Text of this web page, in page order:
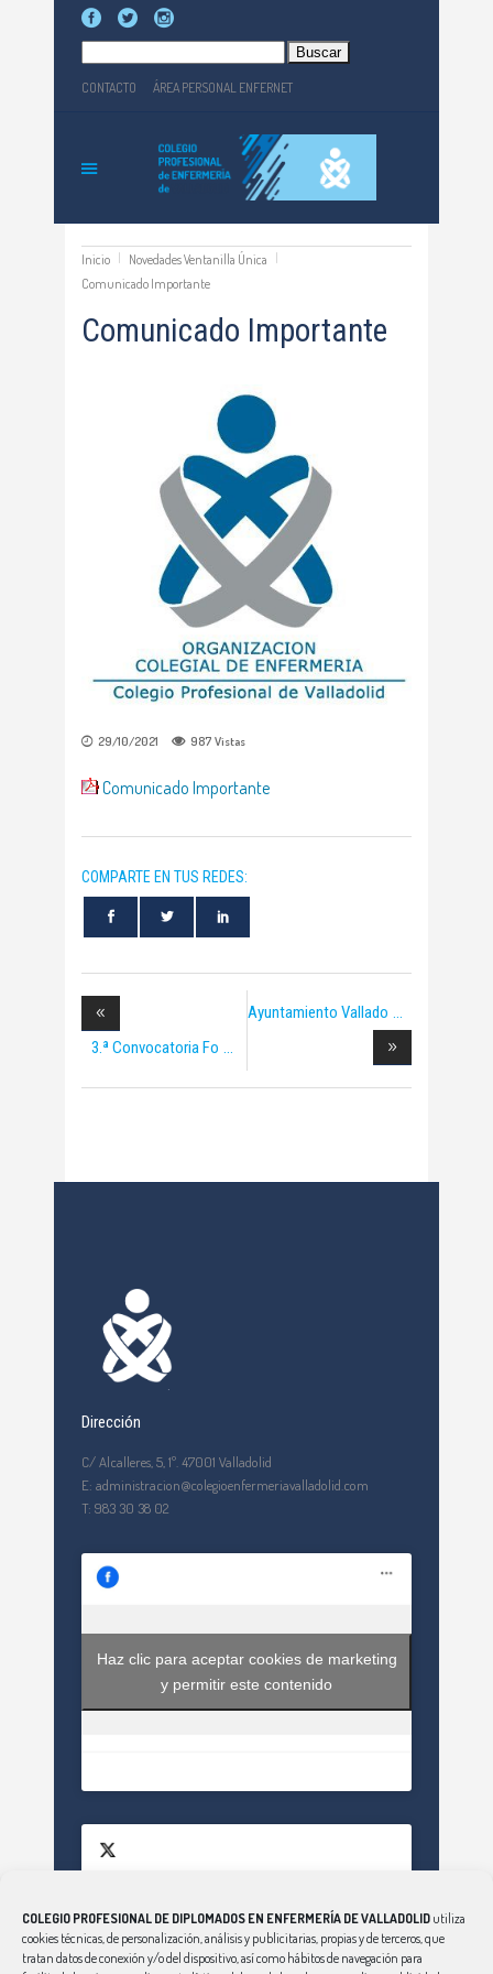
COLEGIO PROFESIONAL DE DIPLOMADOS EN ENFERMERÍA DE VALLADOLID utiliza
cookies técnicas, de personalización, análisis y publicitarias, propias y de terceros, que
tratan datos de conexión y/o del dispositivo, así como hábitos de navegación para
CONTACTO ÁREA PERSONAL ENFERNET
Inicio
Novedades Ventanilla Única
Comunicado Importante
Comunicado Importante
29/10/2021 987 Vistas
Comunicado Importante
COMPARTE EN TUS REDES:
3.ª Convocatoria Fo
Ayuntamiento Vallado
Dirección
C/ Alcalleres, 5, 1º. 47001 Valladolid
E: administracion@colegioenfermeriavalladolid.com
T: 983 30 38 02
Haz clic para aceptar cookies de marketing
y permitir este contenido
Tweets by EnfValladolid
Haz clic para aceptar cookies de marketing
y permitir este contenido